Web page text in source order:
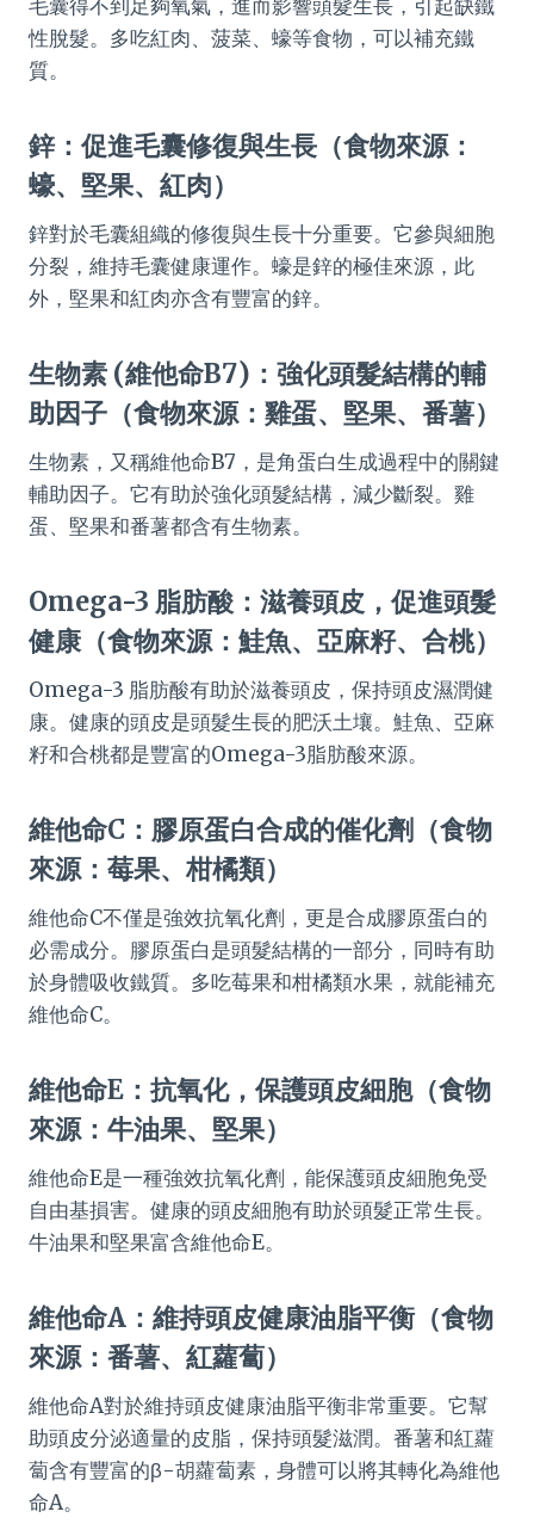
毛囊得不到足夠氧氣，進而影響頭髮生長，引起缺鐵
性脫髮。多吃紅肉、菠菜、蠔等食物，可以補充鐵
質。
鋅：促進毛囊修復與生長（食物來源：
蠔、堅果、紅肉）
鋅對於毛囊組織的修復與生長十分重要。它參與細胞
分裂，維持毛囊健康運作。蠔是鋅的極佳來源，此
外，堅果和紅肉亦含有豐富的鋅。
生物素 (維他命B7)：強化頭髮結構的輔
助因子（食物來源：雞蛋、堅果、番薯）
生物素，又稱維他命B7，是角蛋白生成過程中的關鍵
輔助因子。它有助於強化頭髮結構，減少斷裂。雞
蛋、堅果和番薯都含有生物素。
Omega-3 脂肪酸：滋養頭皮，促進頭髮
健康（食物來源：鮭魚、亞麻籽、合桃）
Omega-3 脂肪酸有助於滋養頭皮，保持頭皮濕潤健
康。健康的頭皮是頭髮生長的肥沃土壤。鮭魚、亞麻
籽和合桃都是豐富的Omega-3脂肪酸來源。
維他命C：膠原蛋白合成的催化劑（食物
來源：莓果、柑橘類）
維他命C不僅是強效抗氧化劑，更是合成膠原蛋白的
必需成分。膠原蛋白是頭髮結構的一部分，同時有助
於身體吸收鐵質。多吃莓果和柑橘類水果，就能補充
維他命C。
維他命E：抗氧化，保護頭皮細胞（食物
來源：牛油果、堅果）
維他命E是一種強效抗氧化劑，能保護頭皮細胞免受
自由基損害。健康的頭皮細胞有助於頭髮正常生長。
牛油果和堅果富含維他命E。
維他命A：維持頭皮健康油脂平衡（食物
來源：番薯、紅蘿蔔）
維他命A對於維持頭皮健康油脂平衡非常重要。它幫
助頭皮分泌適量的皮脂，保持頭髮滋潤。番薯和紅蘿
蔔含有豐富的β-胡蘿蔔素，身體可以將其轉化為維他
命A。